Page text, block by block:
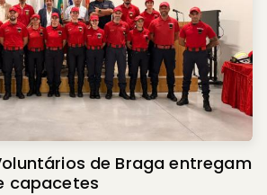
de Braga entregam
capacetes